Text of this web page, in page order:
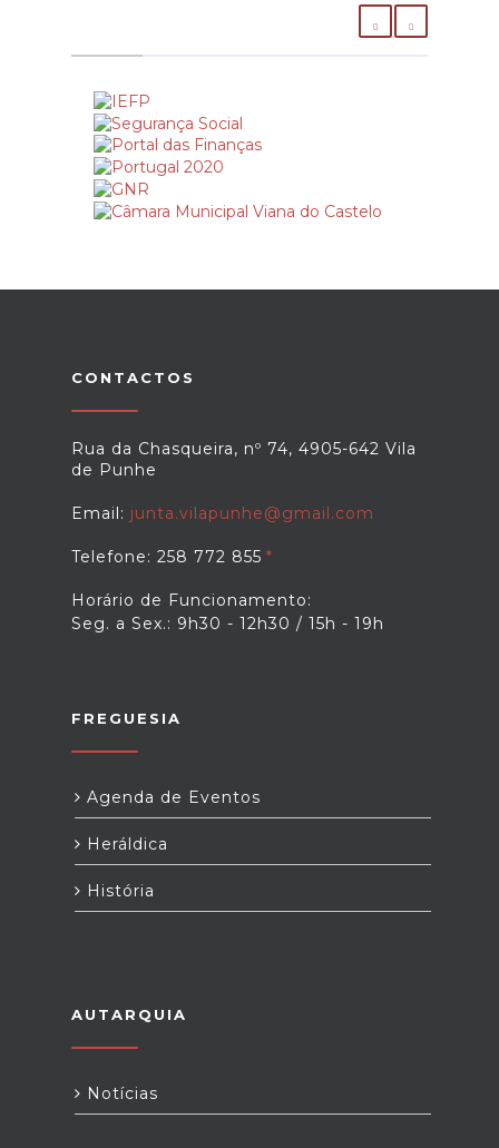
CONTACTOS
Rua da Chasqueira, nº 74, 4905-642 Vila
de Punhe
Email: junta.vilapunhe@gmail.com
Telefone: 258 772 855
Horário de Funcionamento:
Seg. a Sex.: 9h30 - 12h30 / 15h - 19h
FREGUESIA
Agenda de Eventos
Heráldica
História
AUTARQUIA
Notícias